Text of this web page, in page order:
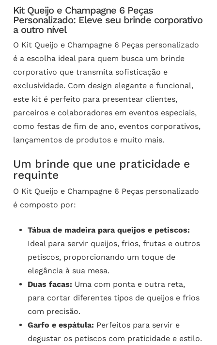
Kit Queijo e Champagne 6 Peças
Personalizado: Eleve seu brinde corporativo
a outro nível
O Kit Queijo e Champagne 6 Peças personalizado
é a escolha ideal para quem busca um brinde
corporativo que transmita sofisticação e
exclusividade. Com design elegante e funcional,
este kit é perfeito para presentear clientes,
parceiros e colaboradores em eventos especiais,
como festas de fim de ano, eventos corporativos,
lançamentos de produtos e muito mais.
Um brinde que une praticidade e
requinte
O Kit Queijo e Champagne 6 Peças personalizado
é composto por:
Tábua de madeira para queijos e petiscos:
Ideal para servir queijos, frios, frutas e outros
petiscos, proporcionando um toque de
elegância à sua mesa.
Duas facas: Uma com ponta e outra reta,
para cortar diferentes tipos de queijos e frios
com precisão.
Garfo e espátula: Perfeitos para servir e
degustar os petiscos com praticidade e estilo.